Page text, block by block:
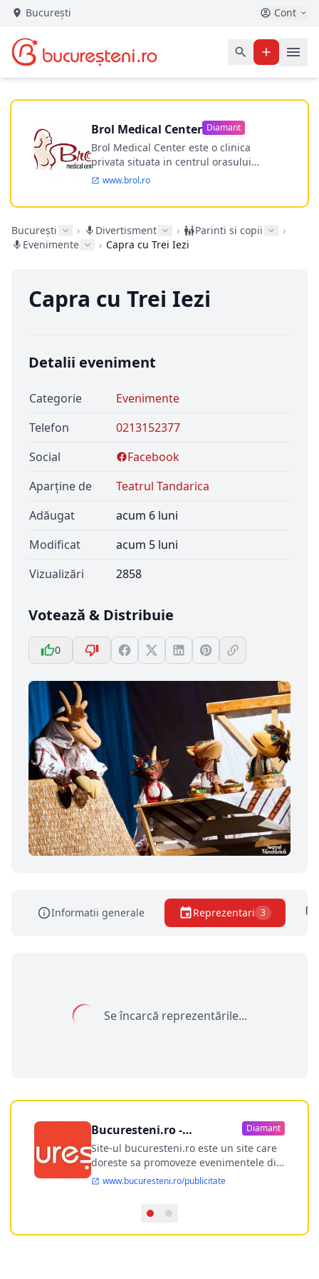
București Cont
Brol Medical Center Diamant
Brol Medical Center este o clinica
privata situata in centrul orasului
Timisoara avand o experienta de
Incepand din anul 2009 clinica isi
ultramodern.
www.brol.ro
București › Divertisment › Parinti si copii
›
Evenimente
› Capra cu Trei Iezi
Capra cu Trei Iezi
Detalii eveniment
Categorie
Evenimente
Telefon
0213152377
Social
Facebook
Aparține de
Teatrul Tandarica
Adăugat
acum 6 luni
Modificat
acum 5 luni
Vizualizări
2858
Votează & Distribuie
0
Informatii generale Reprezentari 3
Se încarcă reprezentările...
Bucuresteni.ro -
publicitate online
Diamant
Site-ul bucuresteni.ro este un site care
doreste sa promoveze evenimentele din
Bucuresti si nu numai, sa puna la
Bucuresti-ului, si in acelasi timp sa
ofere posibilitatea firmel...
www.bucuresteni.ro/publicitate